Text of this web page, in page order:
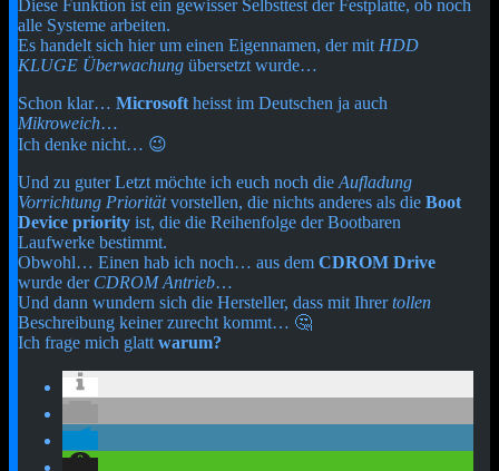
Diese Funktion ist ein gewisser Selbsttest der Festplatte, ob noch
alle Systeme arbeiten.
Es handelt sich hier um einen Eigennamen, der mit HDD
KLUGE Überwachung übersetzt wurde…
Schon klar… Microsoft heisst im Deutschen ja auch
Mikroweich…
Ich denke nicht… 😉
Und zu guter Letzt möchte ich euch noch die Aufladung
Vorrichtung Prioritätvorstellen, die nichts anderes als die Boot
Device priority ist, die die Reihenfolge der Bootbaren
Laufwerke bestimmt.
Obwohl… Einen hab ich noch… aus dem CDROM Drive
wurde der CDROM Antrieb…
Und dann wundern sich die Hersteller, dass mit Ihrertollen
Beschreibung keiner zurecht kommt… 🤔
Ich frage mich glatt warum?